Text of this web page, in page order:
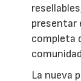
presentar
completa
La nueva